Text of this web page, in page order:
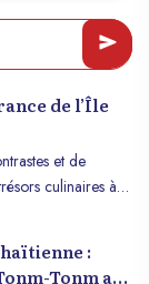
de l’Île
et de
culinaires à
endurance.
:
Tonm au